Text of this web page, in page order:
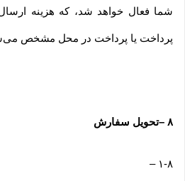
شما فعال خواهد شد، که هزینه
پرداخت یا پرداخت در محل مشخص
۸ –تحویل سفارش
۱-۸ –